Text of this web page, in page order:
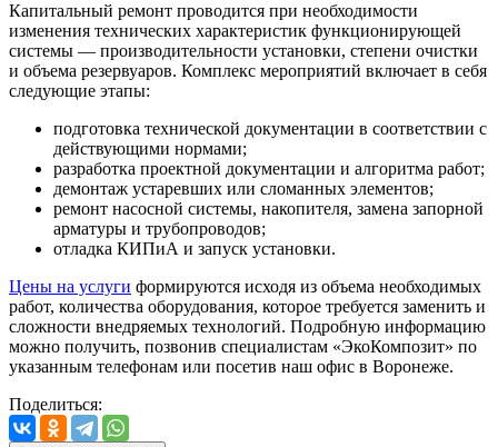
Капитальный ремонт проводится при необходимости
изменения технических характеристик функционирующей
системы — производительности установки, степени очистки
и объема резервуаров. Комплекс мероприятий включает в себя
следующие этапы:
подготовка технической документации в соответствии с
действующими нормами;
разработка проектной документации и алгоритма работ;
демонтаж устаревших или сломанных элементов;
ремонт насосной системы, накопителя, замена запорной
арматуры и трубопроводов;
отладка КИПиА и запуск установки.
Цены на услуги формируются исходя из объема необходимых
работ, количества оборудования, которое требуется заменить и
сложности внедряемых технологий. Подробную информацию
можно получить, позвонив специалистам «ЭкоКомпозит» по
указанным телефонам или посетив наш офис в Воронеже.
Поделиться: